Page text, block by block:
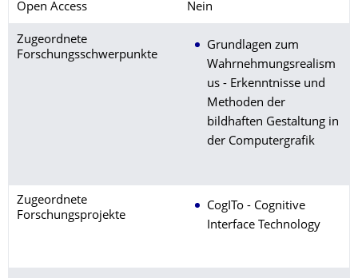
Open Access Nein
Zugeordnete
Forschungsschwerpunkte
Grundlagen zum
Wahrnehmungsrealism
us - Erkenntnisse und
Methoden der
bildhaften Gestaltung in
der Computergrafik
Zugeordnete
Forschungsprojekte
CogITo - Cognitive
Interface Technology